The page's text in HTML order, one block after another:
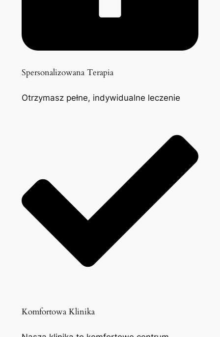
Spersonalizowana Terapia
Otrzymasz pełne, indywidualne leczenie
Komfortowa Klinika